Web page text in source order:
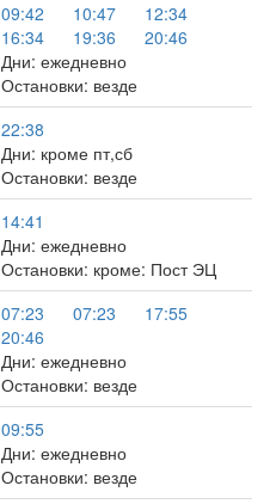
09:42 10:47
12:34
16:34
19:36
20:46
Дни: ежедневно
Остановки: везде
22:38
Дни: кроме пт,сб
Остановки: везде
14:41
Дни: ежедневно
Остановки: кроме: Пост ЭЦ
07:23 07:23
17:55
20:46
Дни: ежедневно
Остановки: везде
09:55
Дни: ежедневно
Остановки: везде